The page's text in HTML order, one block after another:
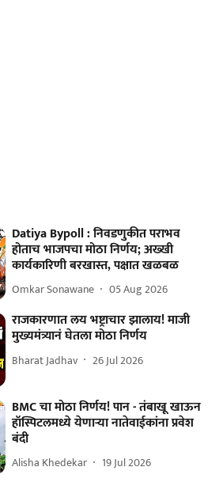
Datiya Bypoll : निवडणुकीत पराभव
होताच भाजपचा मोठा निर्णय; अख्खी
कार्यकारिणी बरखास्त, पक्षात खळबळ
Omkar Sonawane 05 Aug 2026
राजकारणात लय भष्ट्राचार झालाय! माजी
मुख्यमंत्र्यानं घेतला मोठा निर्णय
Bharat Jadhav 26 Jul 2026
BMC चा मोठा निर्णय! पान - तंबाखू खाऊन
हॉस्पिटलमध्ये येणाऱ्या नातेवाईकांना प्रवेश
बंदी
Alisha Khedekar 19 Jul 2026